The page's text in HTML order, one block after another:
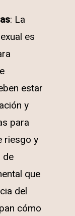
: La
es
estar
y
para
riesgo y
de
que
del
cómo